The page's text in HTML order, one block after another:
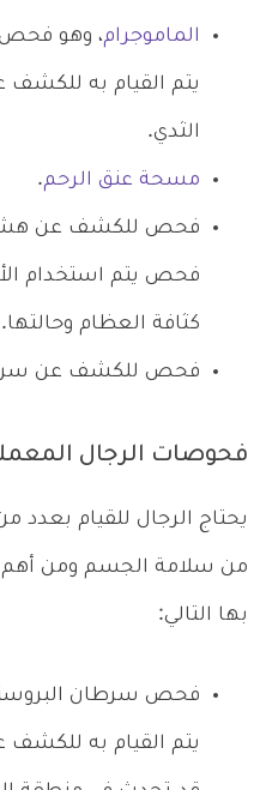
الماموجرام، وهو
يتم القيام به
الثدي.
مسحة عنق الرحم.
فحص للكشف عن
فحص يتم استخدام
كثافة العظام وحالتها.
فحص للكشف عن
فحوصات الرجال
يحتاج الرجال للقيام بعدد
من سلامة الجسم ومن أهم
بها التالي:
فحص سرطان
يتم القيام به للكشف